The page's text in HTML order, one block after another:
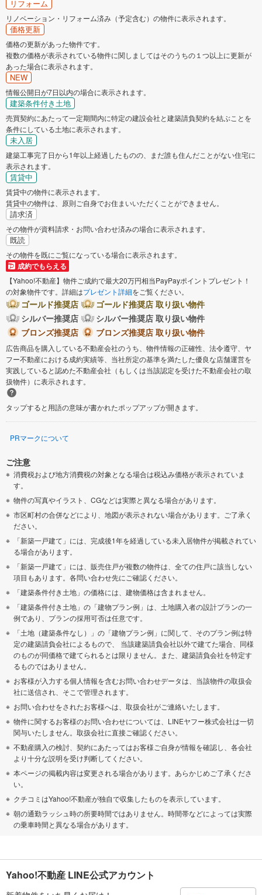
宮城郡七ヶ浜町
黒川郡大和町 黒川郡大衡村
加美郡加美町 遠田郡涌谷町
遠田郡美里町
リフォーム
リノベーション・リフォーム済み（予定含む）の物件に表示されます。
価格更新
価格の更新があった物件です。
複数の価格が表示されている物件に関しましてはそのうちの１つ以上に更新が
あった場合に表示されます。
NEW
情報公開日が7日以内の場合に表示されます。
建築条件付き土地
売買契約にあたって一定期間内に特定の建設会社と建築請負契約を結ぶことを
条件にしている土地に表示されます。
未入居
建築工事完了日から1年以上経過したものの、まだ誰も住んだことがない住宅に
表示されます。
賃貸中
賃貸中の物件に表示されます。
賃貸中の物件は、原則ご自身でお住まいいただくことができません。
請求済
その物件が資料請求・お問い合わせ済みの場合に表示されます。
既読
その物件を既にご覧になっている場合に表示されます。
成約でもらえる
【Yahoo!不動産】物件ご成約で最大20万円相当PayPayポイントプレゼント！
の対象物件です。詳細はプレゼント詳細をご覧ください。
ゴールド推奨店
ゴールド推奨店 取り扱い物件
シルバー推奨店
シルバー推奨店 取り扱い物件
ブロンズ推奨店
ブロンズ推奨店 取り扱い物件
広告商品を購入している不動産会社のうち、物件情報の正確性、法令遵守、ヤ
フー不動産における成約実績等、当社所定の基準を満たした優良な店舗運営を
実践していると認めた不動産会社（もしくは当該認定を受けた不動産会社の取
扱物件）に表示されます。
タップすると用語の意味が書かれたポップアップが開きます。
PRマークについて
ご注意
消費税および地方消費税の対象となる場合は税込み価格が表示されていま
す。
物件の写真やイラスト、CGなどは実際と異なる場合があります。
市区町村の合併などにより、地図が表示されない場合があります。ご了承く
ださい。
「新築一戸建て」には、完成後1年を経過している未入居物件が掲載されてい
る場合があります。
「新築一戸建て」には、販売住戸が複数の物件は、全ての住戸に該当しない
項目もあります。各問い合わせ先にご確認ください。
「建築条件付き土地」の価格には、建物価格は含まれません。
「建築条件付き土地」の「建物プラン例」は、土地購入者の設計プランの一
例であり、プランの採用可否は任意です。
「土地（建築条件なし）」の「建物プラン例」に関して、そのプラン例は特
定の建築請負会社によるもので、 当該建築請負会社以外で建てた場合、同様
のものが同価格で建てられるとは限りません。また、建築請負会社を特定す
るものではありません。
お客様が入力する個人情報を含むお問い合わせデータは、当該物件の取扱会
社に送信され、そこで管理されます。
お問い合わせをされたお客様へは、取扱会社がご連絡いたします。
物件に関するお客様のお問い合わせについては、LINEヤフー株式会社は一切
関与いたしません。取扱会社に直接ご確認ください。
不動産購入の検討、契約にあたってはお客様ご自身が情報を確認し、各会社
より十分な説明を受け判断してください。
本ページの掲載内容は変更される場合があります。あらかじめご了承くださ
い。
クチコミはYahoo!不動産が独自で収集したものを表示しています。
朝の通勤ラッシュ時の所要時間ではありません。時間帯などによっては実際
の乗車時間と異なる場合があります。
Yahoo!不動産 LINE公式アカウント